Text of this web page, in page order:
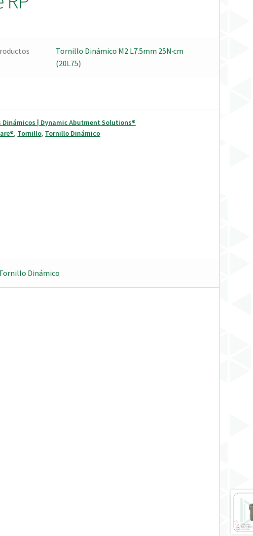
Tornillo Dinámico M2 L7.5mm 25N·cm
(20L75)
Dinámicos | Dynamic Abutment Solutions®
, Tornillo, Tornillo Dinámico
Dinámico